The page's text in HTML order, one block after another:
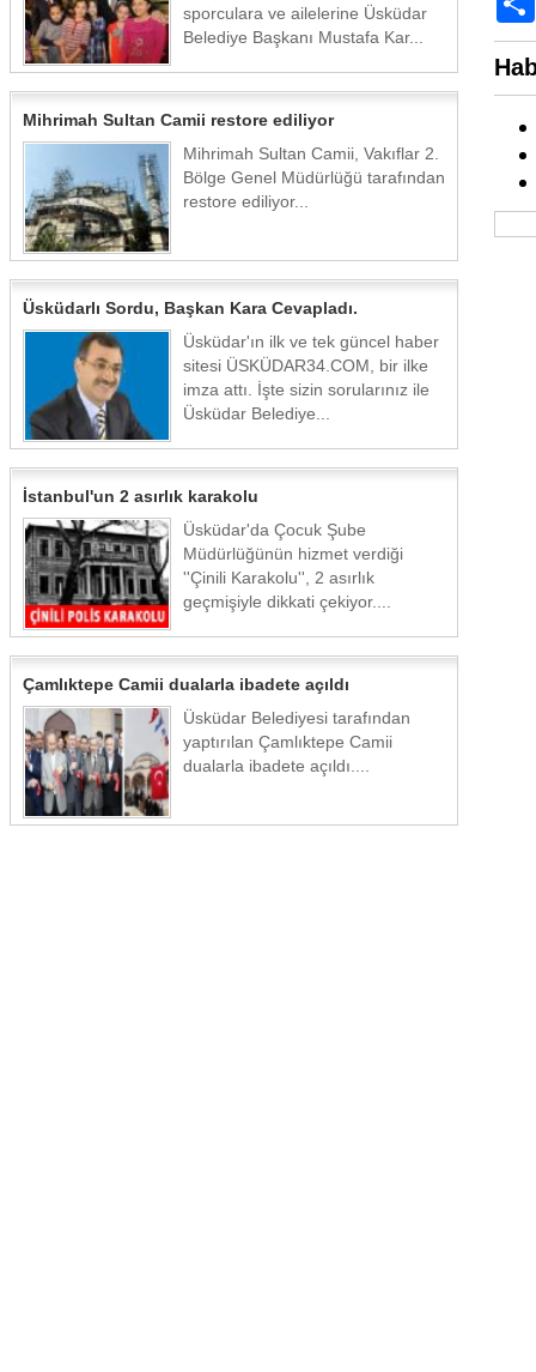
sporculara ve ailelerine Üsküdar
Belediye Başkanı Mustafa Kar...
Mihrimah Sultan Camii restore ediliyor
Mihrimah Sultan Camii, Vakıflar 2.
Bölge Genel Müdürlüğü tarafından
restore ediliyor...
Üsküdarlı Sordu, Başkan Kara Cevapladı.
Üsküdar'ın ilk ve tek güncel haber
sitesi ÜSKÜDAR34.COM, bir ilke
imza attı. İşte sizin sorularınız ile
Üsküdar Belediye...
İstanbul'un 2 asırlık karakolu
Üsküdar'da Çocuk Şube
Müdürlüğünün hizmet verdiği
''Çinili Karakolu'', 2 asırlık
geçmişiyle dikkati çekiyor....
Çamlıktepe Camii dualarla ibadete açıldı
Üsküdar Belediyesi tarafından
yaptırılan Çamlıktepe Camii
dualarla ibadete açıldı....